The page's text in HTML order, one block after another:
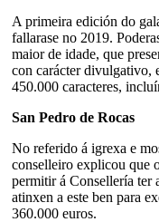
A primeira edición do
fallarase no 2019.
maior de idade, que
con carácter divulgativo,
450.000 caracteres,
San Pedro de Rocas
No referido á igrexa e
conselleiro explicou que
permitir á Consellería ter
atinxen a este ben para
360.000 euros.